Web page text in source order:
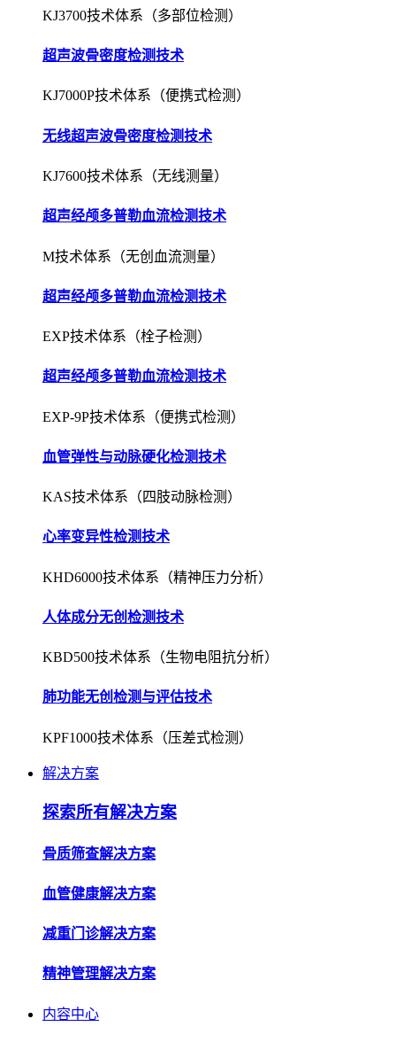
KJ3700技术体系（多部位检测）
超声波骨密度检测技术
KJ7000P技术体系（便携式检测）
无线超声波骨密度检测技术
KJ7600技术体系（无线测量）
超声经颅多普勒血流检测技术
M技术体系（无创血流测量）
超声经颅多普勒血流检测技术
EXP技术体系（栓子检测）
超声经颅多普勒血流检测技术
EXP-9P技术体系（便携式检测）
血管弹性与动脉硬化检测技术
KAS技术体系（四肢动脉检测）
心率变异性检测技术
KHD6000技术体系（精神压力分析）
人体成分无创检测技术
KBD500技术体系（生物电阻抗分析）
肺功能无创检测与评估技术
KPF1000技术体系（压差式检测）
解决方案
探索所有解决方案
骨质筛查解决方案
血管健康解决方案
减重门诊解决方案
精神管理解决方案
内容中心